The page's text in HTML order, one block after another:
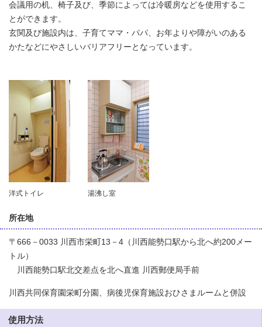
会議用の机、椅子及び、季節によっては冷暖房などを使用するこ
とができます。
玄関及び施設内は、子育てママ・パパ、お年よりや障がいのある
かたなどにやさしいバリアフリーとなっています。
洋式トイレ 湯沸し室
所在地
〒666－0033 川西市栄町13－4（川西能勢口駅から北へ約200メー
トル）
川西能勢口駅北交差点を北へ直進 川西郵便局手前
川西共同保育園栄町分園、病後児保育施設おひさまルームと併設
使用方法